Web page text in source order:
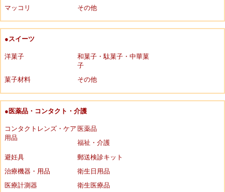
マッコリ
その他
●スイーツ
洋菓子
和菓子・駄菓子・中華菓
子
菓子材料
その他
●医薬品・コンタクト・介護
コンタクトレンズ・ケア
用品
医薬品
福祉・介護
避妊具
郵送検診キット
治療機器・用品
衛生日用品
医療計測器
衛生医療品